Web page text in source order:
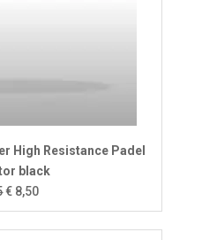
High Resistance Padel
black
Oorspronkelijke
prijs
was:
€ 8,50Huidige
prijs
is: